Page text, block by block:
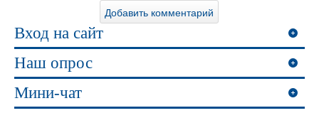
Вход на сайт
Наш опрос
Мини-чат